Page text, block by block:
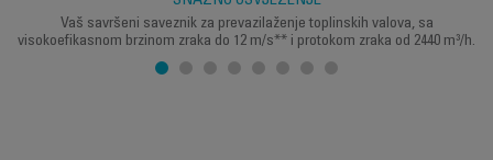
Vaš savršeni saveznik za prevazilaženje toplinskih valova, sa
visokoefikasnom brzinom zraka do 12 m/s** i protokom zraka od 2440 m³/h.